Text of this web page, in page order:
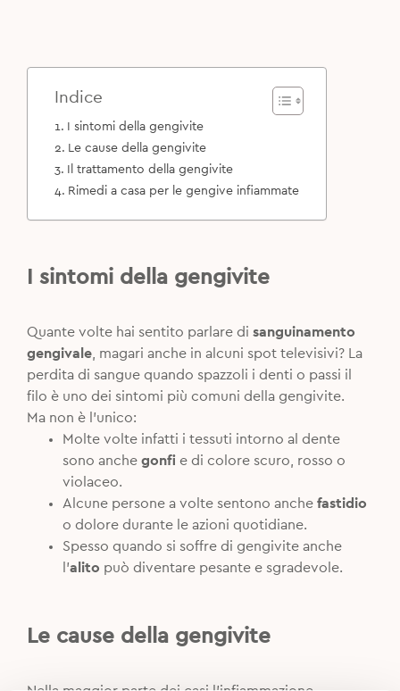
Indice
I sintomi della gengivite
Le cause della gengivite
Il trattamento della gengivite
Rimedi a casa per le gengive infiammate
I sintomi della gengivite
Quante volte hai sentito parlare di sanguinamento
gengivale , magari anche in alcuni spot televisivi? La
perdita di sangue quando spazzoli i denti o passi il
filo è uno dei sintomi più comuni della gengivite.
Ma non è l’unico:
Molte volte infatti i tessuti intorno al dente
sono anche gonfi e di colore scuro, rosso o
violaceo.
Alcune persone a volte sentono anche fastidio
o dolore durante le azioni quotidiane.
Spesso quando si soffre di gengivite anche
l’alito può diventare pesante e sgradevole.
Le cause della gengivite